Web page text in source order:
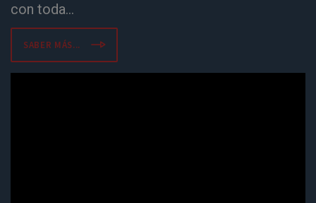
con toda...
SABER MÁS...